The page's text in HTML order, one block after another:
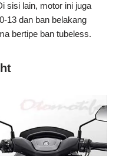
sisi lain, motor ini juga
13 dan ban belakang
bertipe ban tubeless.